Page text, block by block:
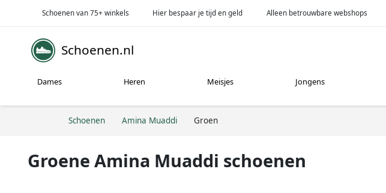
Schoenen van 75+ winkels Hier bespaar je tijd en geld Alleen betrouwbare webshops
Schoenen.nl
Dames Heren Meisjes Jongens
Schoenen Amina Muaddi Groen
Groene Amina Muaddi schoenen